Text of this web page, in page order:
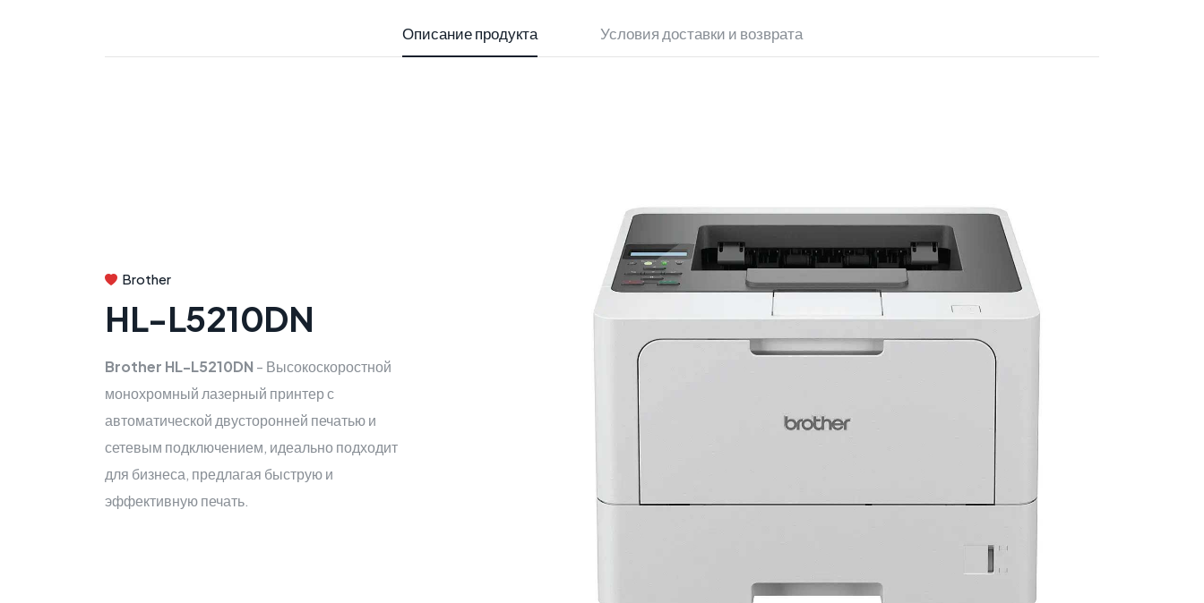
Описание продукта Условия доставки и возврата
Brother
HL-L5210DN
Brother HL-L5210DN - Высокоскоростной
монохромный лазерный принтер с
автоматической двусторонней печатью и
сетевым подключением, идеально подходит
для бизнеса, предлагая быструю и
эффективную печать.